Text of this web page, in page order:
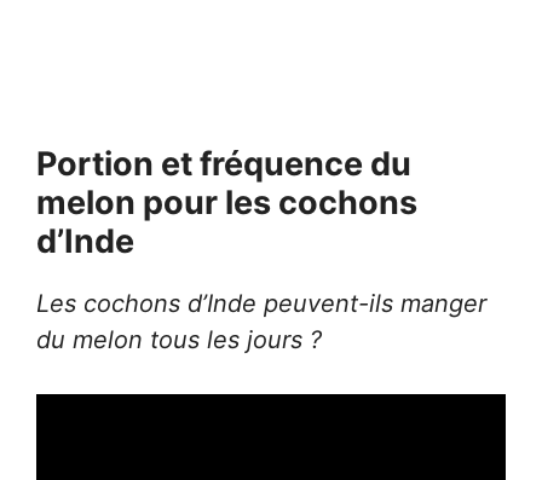
Portion et fréquence du
melon pour les cochons
d’Inde
Les cochons d’Inde peuvent-ils manger
du melon tous les jours ?